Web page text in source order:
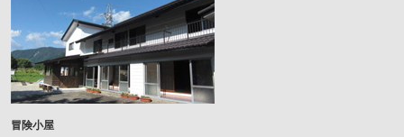
冒険小屋